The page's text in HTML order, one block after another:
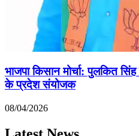
भाजपा किसान मोर्चा: पुलकित
के प्रदेश संयोजक
08/04/2026